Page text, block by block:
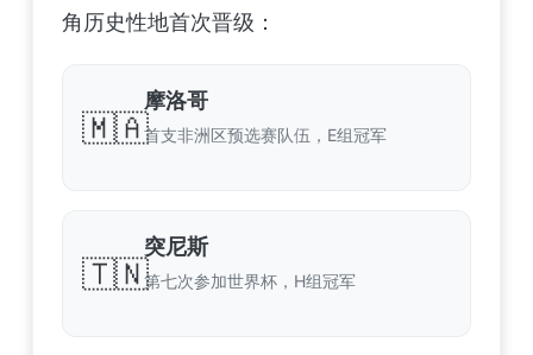
角历史性地首次晋级：
🇲🇦
摩洛哥
首支非洲区预选赛队伍，E组冠军
🇹🇳
突尼斯
第七次参加世界杯，H组冠军